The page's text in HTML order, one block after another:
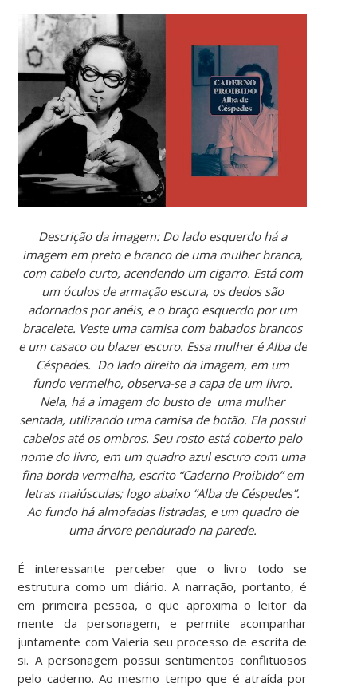
Descrição da imagem: Do lado esquerdo há a
imagem em preto e branco de uma mulher branca,
com cabelo curto, acendendo um cigarro. Está com
um óculos de armação escura, os dedos são
adornados por anéis, e o braço esquerdo por um
bracelete. Veste uma camisa com babados brancos
e um casaco ou blazer escuro. Essa mulher é Alba de
Céspedes. Do lado direito da imagem, em um
fundo vermelho, observa-se a capa de um livro.
Nela, há a imagem do busto de uma mulher
sentada, utilizando uma camisa de botão. Ela possui
cabelos até os ombros. Seu rosto está coberto pelo
nome do livro, em um quadro azul escuro com uma
fina borda vermelha, escrito “Caderno Proibido” em
letras maiúsculas; logo abaixo “Alba de Céspedes”.
Ao fundo há almofadas listradas, e um quadro de
uma árvore pendurado na parede.
É interessante perceber que o livro todo se
estrutura como um diário. A narração, portanto, é
em primeira pessoa, o que aproxima o leitor da
mente da personagem, e permite acompanhar
juntamente com Valeria seu processo de escrita de
si. A personagem possui sentimentos conflituosos
pelo caderno. Ao mesmo tempo que é atraída por